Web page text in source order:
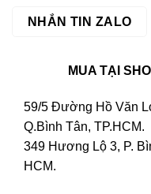
NHẮN TIN ZALO
MUA TẠI
59/5 Đường Hồ Văn
Q.Bình Tân, TP.HCM.
349 Hương Lộ 3, P.
HCM.